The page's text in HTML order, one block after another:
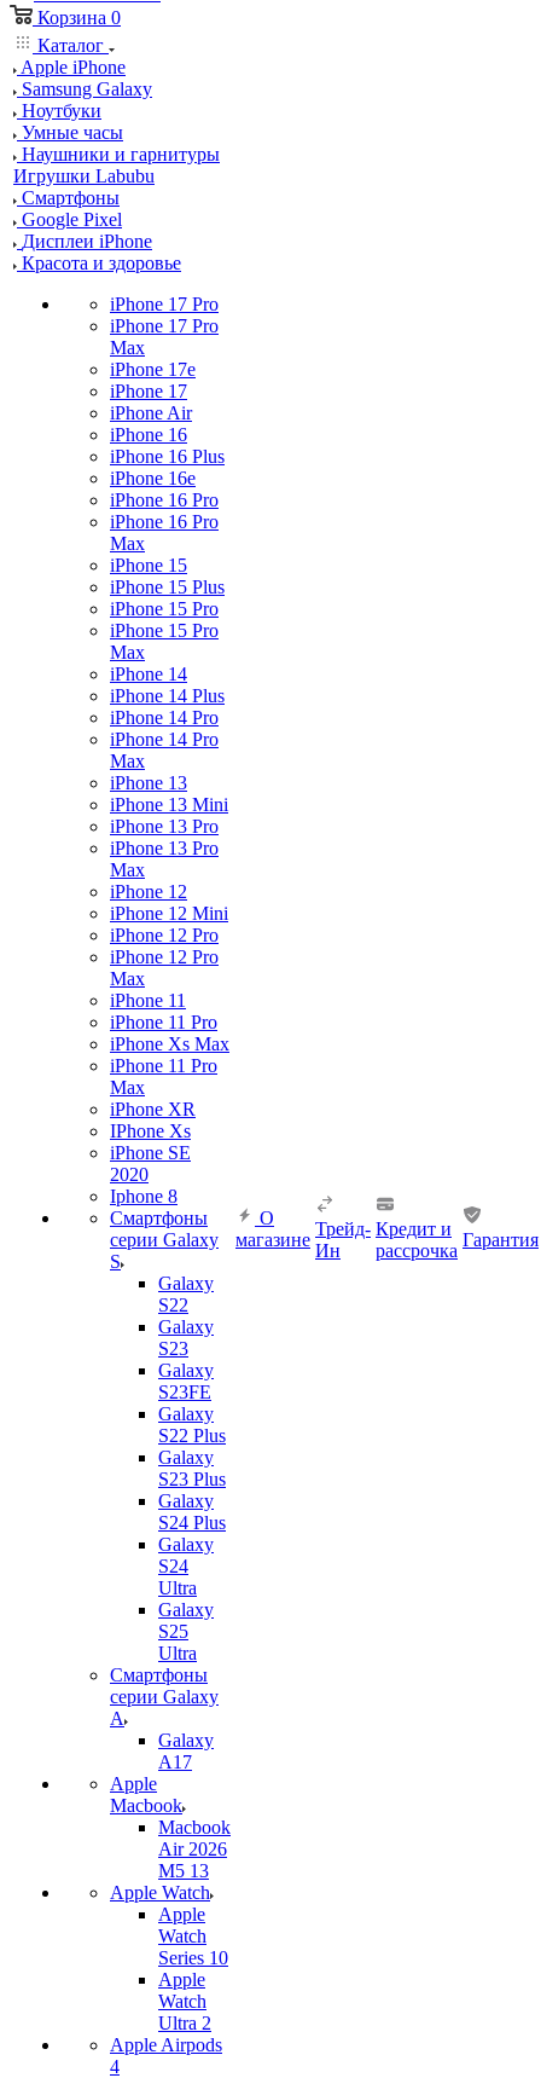
Корзина 0
Каталог
Apple iPhone
Samsung Galaxy
Ноутбуки
Умные часы
Наушники и гарнитуры
Игрушки Labubu
Смартфоны
Google Pixel
Дисплеи iPhone
Красота и здоровье
iPhone 17 Pro
iPhone 17 Pro
Max
iPhone 17e
iPhone 17
iPhone Air
iPhone 16
iPhone 16 Plus
iPhone 16e
iPhone 16 Pro
iPhone 16 Pro
Max
iPhone 15
iPhone 15 Plus
iPhone 15 Pro
iPhone 15 Pro
Max
iPhone 14
iPhone 14 Plus
iPhone 14 Pro
iPhone 14 Pro
Max
iPhone 13
iPhone 13 Mini
iPhone 13 Pro
iPhone 13 Pro
Max
iPhone 12
iPhone 12 Mini
iPhone 12 Pro
iPhone 12 Pro
Max
iPhone 11
iPhone 11 Pro
iPhone Xs Max
iPhone 11 Pro
Max
iPhone XR
IPhone Xs
iPhone SE
2020
Iphone 8
Смартфоны
серии Galaxy
S
Galaxy
S22
Galaxy
S23
Galaxy
S23FE
Galaxy
S22 Plus
Galaxy
S23 Plus
Galaxy
S24 Plus
Galaxy
S24
Ultra
Galaxy
S25
Ultra
Смартфоны
серии Galaxy
A
Galaxy
A17
Apple
Macbook
Macbook
Air 2026
M5 13
Apple Watch
Apple
Watch
Series 10
Apple
Watch
Ultra 2
Apple Airpods
4
О
магазине
Трейд-
Ин
Кредит и
рассрочка
Гарантия